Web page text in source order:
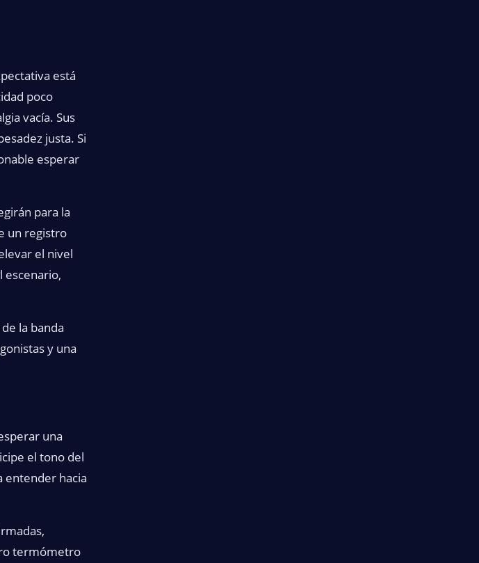
está
poco
vacía. Sus
justa. Si
esperar
para la
un registro
el nivel
escenario,
la banda
y una
una
el tono del
entender hacia
termómetro